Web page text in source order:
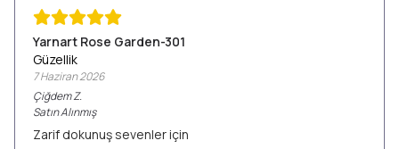
Yarnart Rose Garden-301
Güzellik
7 Haziran 2026
ÇiğdemZ.
Satın Alınmış
Zarif dokunuş sevenler için